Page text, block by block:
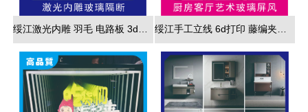
绥江激光内雕 羽毛 电路板 3d效果展现 绥江手工立线 6d打印 藤编夹胶 新款 厂家直销